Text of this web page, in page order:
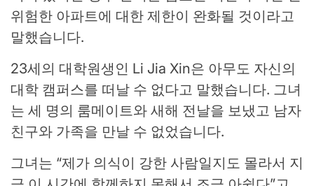
위험한 아파트에 대한 제한이 완화될 것이라고
말했습니다.
23세의 대학원생인 Li Jia Xin은 아무도 자신의
대학 캠퍼스를 떠날 수 없다고 말했습니다. 그녀
는 세 명의 룸메이트와 새해 전날을 보냈고 남자
친구와 가족을 만날 수 없었습니다.
그녀는 “제가 의식이 강한 사람일지도 몰라서 지